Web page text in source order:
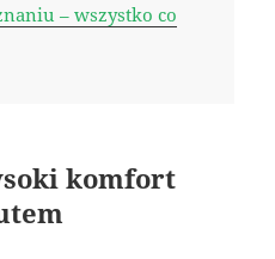
– wszystko co
komfort